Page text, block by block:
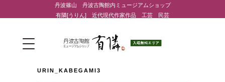
丹波篠山 丹波古陶館内ミュージアムショップ
有隣[うりん] 近代現代作家作品 工芸 民芸
URIN_KABEGAMI3